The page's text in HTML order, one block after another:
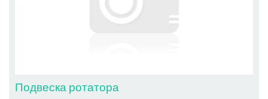
Подвеска ротатора